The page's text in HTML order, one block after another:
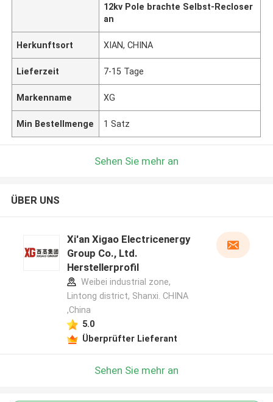
12kv Pole brachte Selbst-Recloser
an
Herkunftsort XIAN, CHINA
Lieferzeit 7-15 Tage
Markenname XG
Min Bestellmenge 1 Satz
Sehen Sie mehr an
ÜBER UNS
Xi'an Xigao Electricenergy
Group Co., Ltd.
Herstellerprofil
Weibei industrial zone,
Lintong district, Shanxi. CHINA
,China
5.0
Überprüfter Lieferant
Sehen Sie mehr an